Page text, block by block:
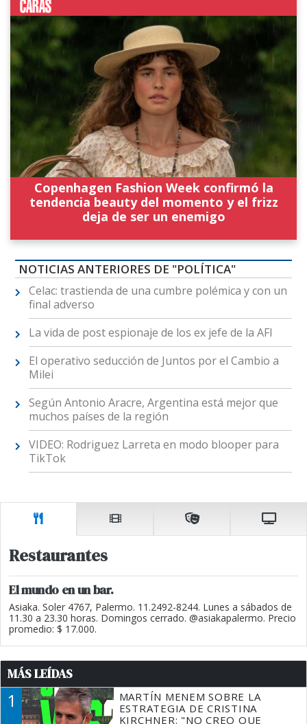
Copenhagen Fashion Week confirmó la
tendencia beauty del momento y el frizz
deja de ser un enemigo
NOTICIAS ANTERIORES DE "POLÍTICA"
Celac: trastienda de una cumbre polémica y con un
final adverso
La vida de post espionaje de los ex jefe de la AFI
El operativo seducción de Juntos por el Cambio a
Milei
Según Antonio Aracre, Argentina está mejor que
muchos países de la región
VIDEO: Rodriguez Larreta en modo blooper para
TikTok
Restaurantes
El mundo en un bar.
Asiaka. Soler 4767, Palermo. 11.2492-8244. Lunes a sábados de
11.30 a 23.30 horas. Domingos cerrado. @asiakapalermo. Precio
promedio: $ 17.000.
MÁS LEÍDAS
1
MARTÍN MENEM SOBRE LA
ESTRATEGIA DE CRISTINA
KIRCHNER: "NO CREO QUE